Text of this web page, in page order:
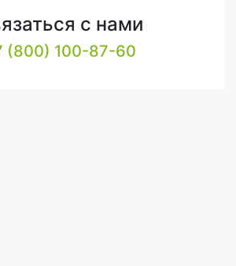
с нами
(800) 100-87-60